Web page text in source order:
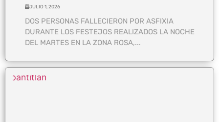
JULIO 1, 2026
DOS PERSONAS FALLECIERON POR ASFIXIA
DURANTE LOS FESTEJOS REALIZADOS LA NOCHE
DEL MARTES EN LA ZONA ROSA,...